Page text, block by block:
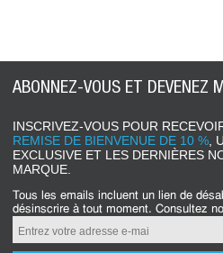
ABONNEZ-VOUS ET DEVENEZ
INSCRIVEZ-VOUS POUR
REMISE DE BIENVENUE DE 10 %,
EXCLUSIVE ET LES DERNIÈRES
MARQUE.
désinscrire à tout moment. Consultez